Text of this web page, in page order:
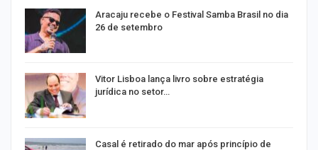
Aracaju recebe o Festival Samba Brasil no dia
26 de setembro
Vitor Lisboa lança livro sobre estratégia
jurídica no setor…
Casal é retirado do mar após princípio de